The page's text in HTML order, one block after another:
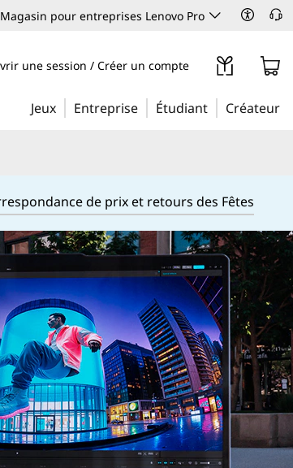
Magasin pour entreprises Lenovo Pro
une session / Créer un compte
Jeux Entreprise Étudiant Créateur
de prix et retours des Fêtes